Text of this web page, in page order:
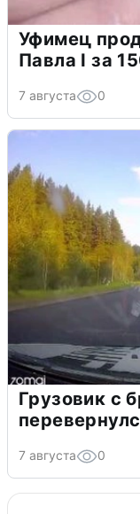
Уфимец
Павла I за
7 августа 0
Грузовик с
7 августа 0